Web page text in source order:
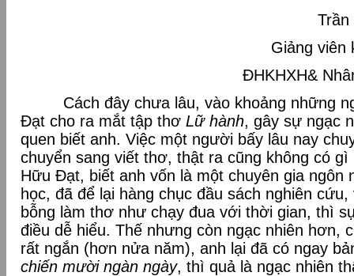
Trần
Giảng viên khoa
ĐHKHXH& Nhân văn.
Cách đây chưa lâu, vào khoảng những
Đạt cho ra mắt tập thơ Lữ hành, gây sự ngạc
quen biết anh. Việc một người bấy lâu nay
chuyển sang viết thơ, thật ra cũng không có
Hữu Đạt, biết anh vốn là một chuyên gia ngôn
học, đã để lại hàng chục đầu sách nghiên
bỗng làm thơ như chạy đua với thời gian, thì
điều dễ hiểu. Thế nhưng còn ngạc nhiên hơn,
rất ngắn (hơn nửa năm), anh lại đã có ngay
chiến mười ngàn ngày, thì quả là ngạc nhiên